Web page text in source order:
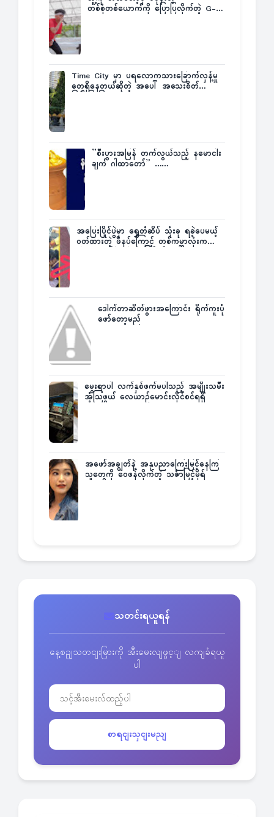
တစ်စုံတစ်ယောက်ကို ပြောပြလိုက်တဲ့ G-
Time City မှာ ပရလောကသားခြောက်လှန့်မှု
တွေရှိနေတယ်ဆိုတဲ့ အပေါ် အသေးစိတ်
”စီးပွားအမြန် တက်လွယ်သည့် နမောငါး
ချက် ဂါထာတော်” ……
အပြေးပြိုင်ပွဲမှာ ရွှေတံဆိပ် သုံးခု ရခဲ့ပေမယ့်
ဝတ်ထားတဲ့ ဖိနပ်ကြောင့် တစ်ကမ္ဘာလုံးက
ဒေါက်တာဆိတ်ဖွားအကြောင်း ရိုက်ကူးပုံ
ဖော်တော့မည်
မွေးရာပါ လက်နှစ်ဖက်မပါသည့် အမျိုးသမီး
အံ့သြဖွယ် လေယာဉ်မောင်းလိုင်စင်ရရှိ
အဖော်အချွတ်နဲ့ အနုပညာကြေးမြင့်နေကြ
သူတွေကို ဝေဖန်လိုက်တဲ့ သင်္ဇာမြင့်မိုရ်
သတင်းရယူရန်
နေ့စဥျသတငျးမြားကို အီးမေးလျဖွင့ျ လကျခံရယူ
ပါ
စာရငျးသှငျးမညျ